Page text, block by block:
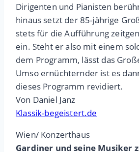
Dirigenten und Pianisten
hinaus setzt der 85-jährige
stets für die Aufführung
ein. Steht er also mit einem
dem Programm, lässt das
Umso ernüchternder ist es
dieses Programm revidiert.
Von Daniel Janz
Klassik-begeistert.de
Wien/ Konzerthaus
Gardiner und seine Musiker